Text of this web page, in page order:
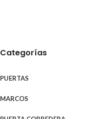
Categorías
PUERTAS
MARCOS